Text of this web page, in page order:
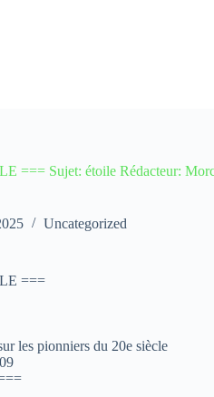
Sujet: étoile Rédacteur:
Uncategorized
===
les pionniers du 20e siècle